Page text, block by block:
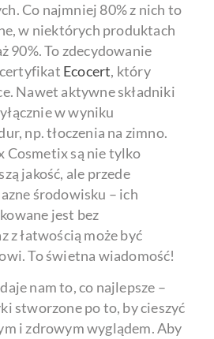
Co najmniej 80% z nich to
w niektórych produktach
90%. To zdecydowanie
certyfikat Ecocert, który
Nawet aktywne składniki
w wyniku
np. tłoczenia na zimno.
Cosmetix są nie tylko
jakość, ale przede
środowisku – ich
jest bez
z łatwością może być
To świetna wiadomość!
nam to, co najlepsze –
stworzone po to, by cieszyć
i zdrowym wyglądem. Aby